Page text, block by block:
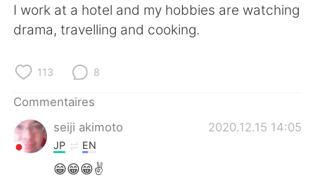
I work at a hotel and my hobbies are watching
drama, travelling and cooking.
113 8
Commentaires
seiji akimoto
2020.12.15 14:05
JP EN
😁😁😁✌